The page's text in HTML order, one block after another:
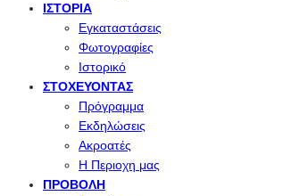
ΙΣΤΟΡΊΑ
Εγκαταστάσεις
Φωτογραφίες
Ιστορικό
ΣΤΟΧΕΎΟΝΤΑΣ
Πρόγραμμα
Εκδηλώσεις
Ακροατές
Η Περιοχη μας
ΠΡΟΒΟΛΉ